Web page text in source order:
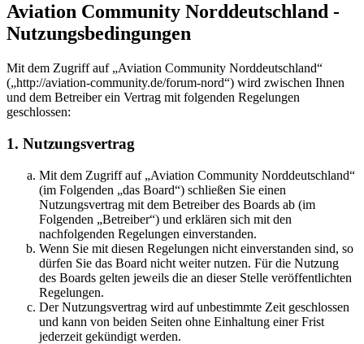
Aviation Community Norddeutschland -
Nutzungsbedingungen
Mit dem Zugriff auf „Aviation Community Norddeutschland“
(„http://aviation-community.de/forum-nord“) wird zwischen Ihnen
und dem Betreiber ein Vertrag mit folgenden Regelungen
geschlossen:
1. Nutzungsvertrag
Mit dem Zugriff auf „Aviation Community Norddeutschland“
(im Folgenden „das Board“) schließen Sie einen
Nutzungsvertrag mit dem Betreiber des Boards ab (im
Folgenden „Betreiber“) und erklären sich mit den
nachfolgenden Regelungen einverstanden.
Wenn Sie mit diesen Regelungen nicht einverstanden sind, so
dürfen Sie das Board nicht weiter nutzen. Für die Nutzung
des Boards gelten jeweils die an dieser Stelle veröffentlichten
Regelungen.
Der Nutzungsvertrag wird auf unbestimmte Zeit geschlossen
und kann von beiden Seiten ohne Einhaltung einer Frist
jederzeit gekündigt werden.